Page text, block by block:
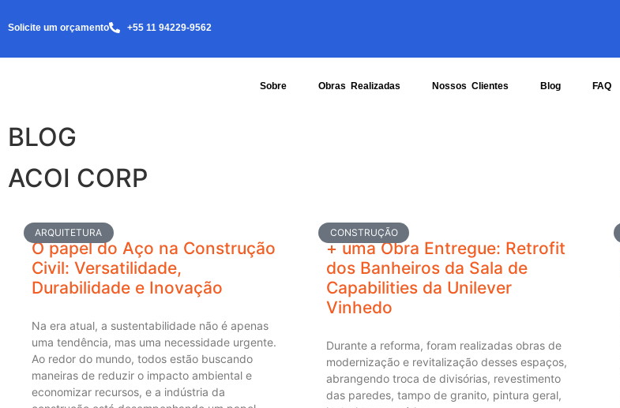
Solicite um orçamento +55 11 94229-9562
Sobre Obras Realizadas Nossos Clientes Blog FAQ
BLOG
ACOI CORP
ARQUITETURA
O papel do Aço na Construção
Civil: Versatilidade,
Durabilidade e Inovação
Na era atual, a sustentabilidade não é apenas
uma tendência, mas uma necessidade urgente.
Ao redor do mundo, todos estão buscando
maneiras de reduzir o impacto ambiental e
economizar recursos, e a indústria da
CONSTRUÇÃO
+ uma Obra Entregue: Retrofit
dos Banheiros da Sala de
Capabilities da Unilever
Vinhedo
Durante a reforma, foram realizadas obras de
modernização e revitalização desses espaços,
abrangendo troca de divisórias, revestimento
das paredes, tampo de granito, pintura geral,